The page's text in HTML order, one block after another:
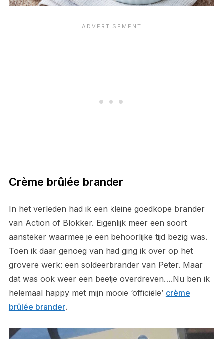
Crème brûlée brander
In het verleden had ik een kleine goedkope brander
van Action of Blokker. Eigenlijk meer een soort
aansteker waarmee je een behoorlijke tijd bezig was.
Toen ik daar genoeg van had ging ik over op het
grovere werk: een soldeerbrander van Peter. Maar
dat was ook weer een beetje overdreven….Nu ben ik
helemaal happy met mijn mooie ‘officiële’ crème
brûlée brander.